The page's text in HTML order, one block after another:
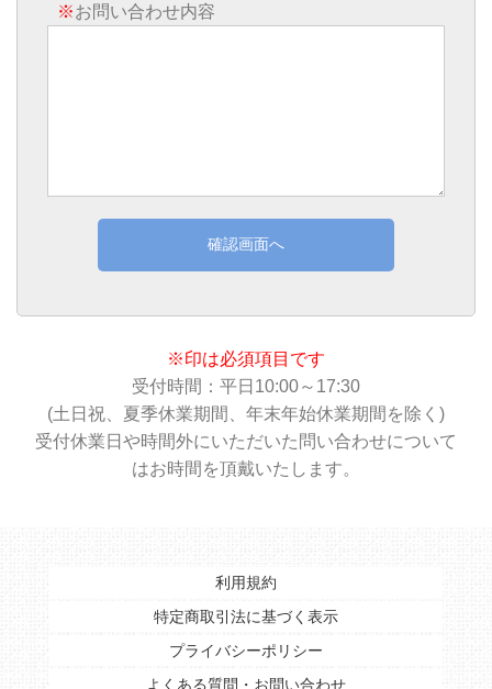
※お問い合わせ内容
確認画面へ
※印は必須項目です
受付時間：平日10:00～17:30
(土日祝、夏季休業期間、年末年始休業期間を除く)
受付休業日や時間外にいただいた問い合わせについて
はお時間を頂戴いたします。
利用規約
特定商取引法に基づく表示
プライバシーポリシー
よくある質問・お問い合わせ